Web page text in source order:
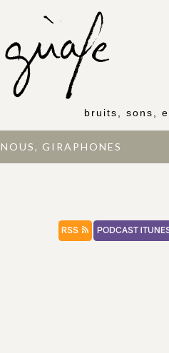
bruits, sons,
NOUS, GIRAPHONES
PODCAST
RSS